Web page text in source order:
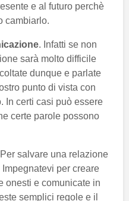
e al futuro perchè
cambiarlo.
. Infatti se non
sarà molto difficile
dunque e parlate
punto di vista con
In certi casi può essere
certe parole possono
salvare una relazione
per creare
onesti e comunicate in
semplici regole e il